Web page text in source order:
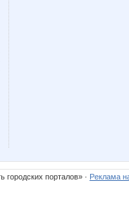
порталов» · Реклама